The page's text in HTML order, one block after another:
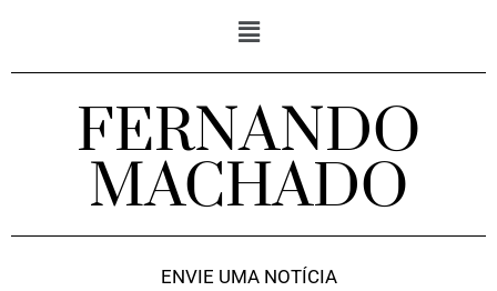
FERNANDO
MACHADO
ENVIE UMA NOTÍCIA